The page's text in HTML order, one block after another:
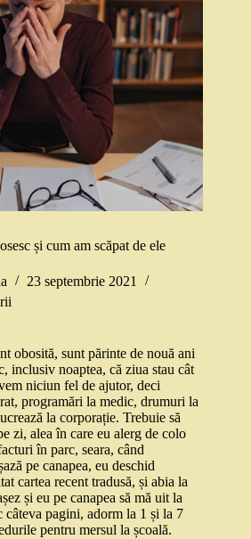
și cum am scăpat de ele
23 septembrie 2021
obosită, sunt părinte de nouă ani
inclusiv noaptea, că ziua stau cât
niciun fel de ajutor, deci
programări la medic, drumuri la
la corporație. Trebuie să
zi, alea în care eu alerg de colo
în parc, seara, când
pe canapea, eu deschid
cartea recent tradusă, și abia la
și eu pe canapea să mă uit la
câteva pagini, adorm la 1 și la 7
pentru mersul la școală.